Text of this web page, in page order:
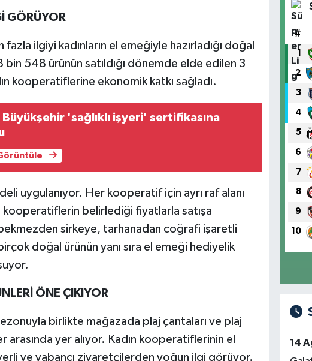
GÖRÜYOR
fazla ilgiyi kadınların el emeğiyle hazırladığı doğal
548 ürünün satıldığı dönemde elde edilen 3
kooperatiflerine ekonomik katkı sağladı.
Büyükşehir 'sağlıklı işyeri' sertifikasına
uygulanıyor. Her kooperatif için ayrı raf alanı
belirlediği fiyatlarla satışa
sirkeye, tarhanadan coğrafi işaretli
doğal ürünün yanı sıra el emeği hediyelik
ÖNE ÇIKIYOR
birlikte mağazada plaj çantaları ve plaj
arasında yer alıyor. Kadın kooperatiflerinin el
ve yabancı ziyaretçilerden yoğun ilgi görüyor.
#
1
2
3
4
5
6
7
8
9
10
14